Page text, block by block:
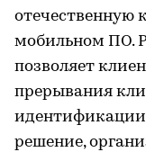
отечественную
мобильном ПО.
позволяет
прерывания
решение,